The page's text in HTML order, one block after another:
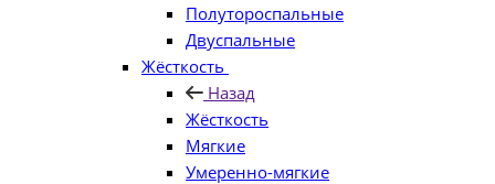
Полутороспальные
Двуспальные
Жёсткость
Назад
Жёсткость
Мягкие
Умеренно-мягкие